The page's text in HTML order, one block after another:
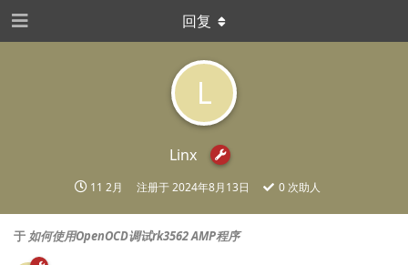
L
Linx
11 2月 注册于2024年8月13日 0次助人
回复
于 如何使用OpenOCD调试rk3562 AMP程序